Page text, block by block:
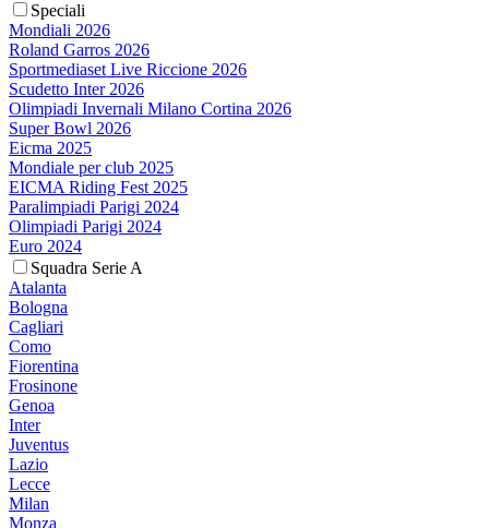
Speciali
Mondiali 2026
Roland Garros 2026
Sportmediaset Live Riccione 2026
Scudetto Inter 2026
Olimpiadi Invernali Milano Cortina 2026
Super Bowl 2026
Eicma 2025
Mondiale per club 2025
EICMA Riding Fest 2025
Paralimpiadi Parigi 2024
Olimpiadi Parigi 2024
Euro 2024
Squadra Serie A
Atalanta
Bologna
Cagliari
Como
Fiorentina
Frosinone
Genoa
Inter
Juventus
Lazio
Lecce
Milan
Monza